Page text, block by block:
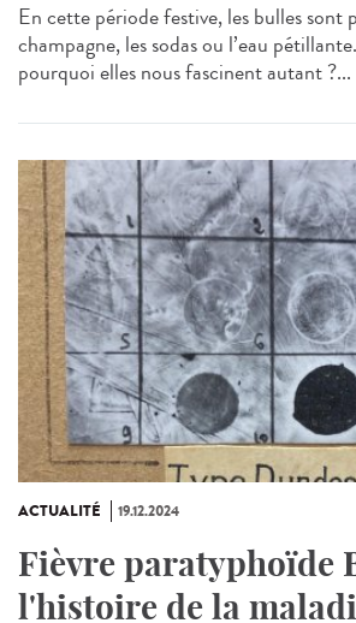
En cette période festive, les bulles sont
champagne, les sodas ou l’eau
pourquoi elles nous fascinent autant ?...
ACTUALITÉ 19.12.2024
Fièvre paratyphoïde
l'histoire de la